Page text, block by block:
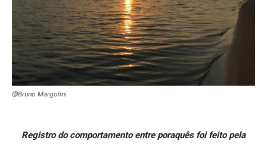
@Bruno Margolini
Registro do comportamento entre poraquês foi feito pela